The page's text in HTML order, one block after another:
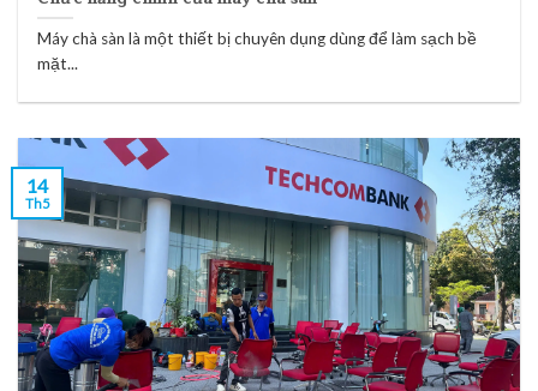
Máy chà sàn là một thiết bị chuyên dụng dùng để làm sạch bề
mặt...
14
Th5